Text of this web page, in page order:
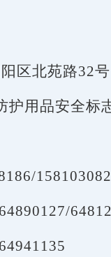
区北苑路32
用品安全标